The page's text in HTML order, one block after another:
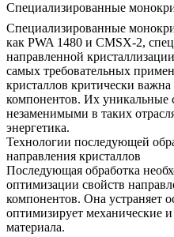
Специализированные
Специализированные
как PWA 1480 и CMSX-2,
направленной
самых требовательных
кристаллов критически
компонентов. Их уникальные
незаменимыми в таких
энергетика.
Технологии последующей
направления кристаллов
Последующая обработка
оптимизации свойств
компонентов. Она устраняет
оптимизирует механические
материала.